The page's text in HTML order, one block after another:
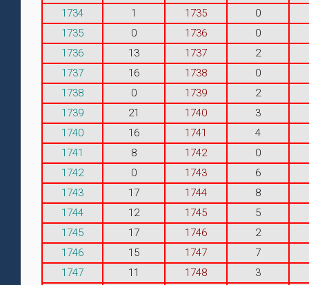
1734
1 1735
0
1735
0 1736
0
1736
13 1737
2
1737
16 1738
0
1738
0 1739
2
1739
21 1740
3
1740
16 1741
4
1741
8 1742
0
1742
0 1743
6
1743
17 1744
8
1744
12 1745
5
1745
17 1746
2
1746
15 1747
7
1747
11 1748
3